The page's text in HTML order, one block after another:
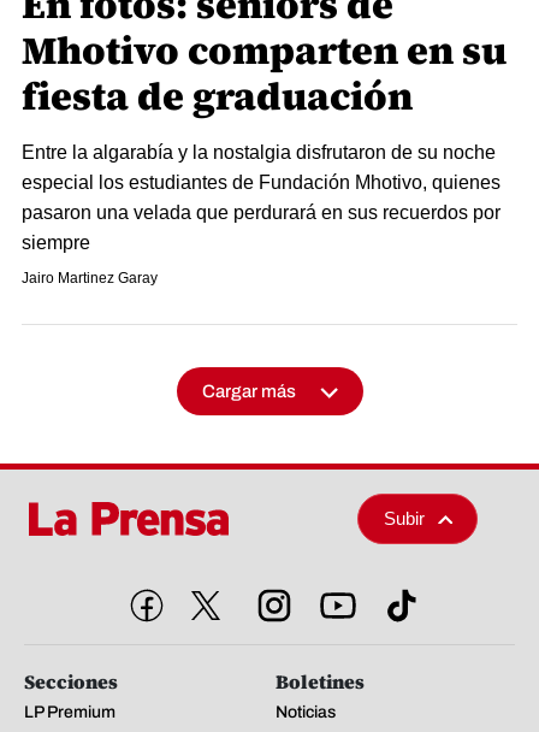
Mhotivo comparten en su
fiesta de graduación
Entre la algarabía y la nostalgia disfrutaron de su noche
especial los estudiantes de Fundación Mhotivo, quienes
pasaron una velada que perdurará en sus recuerdos por
siempre
Jairo Martinez Garay
Cargar más
Subir
Secciones
LP Premium
Boletines
Noticias